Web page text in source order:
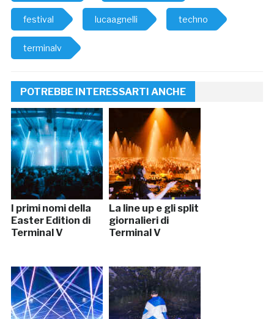
festival lucaagnelli techno
terminalv
POTREBBE INTERESSARTI ANCHE
I primi nomi della
Easter Edition di
Terminal V
La line up e gli split
giornalieri di
Terminal V